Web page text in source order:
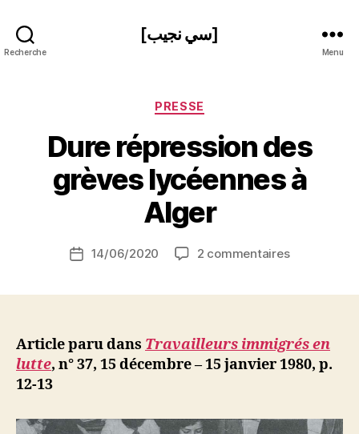
Recherche
[سي نجيب]
Menu
Catégories
PRESSE
Dure répression des
grèves lycéennes à
Alger
Auteur
de
a
S
N
Date14/06/2020 2 commentairessur
lycéennes
à
Alger
Article paru dans Travailleurs immigrés en
lutte, n° 37, 15 décembre – 15 janvier 1980, p.
12-13